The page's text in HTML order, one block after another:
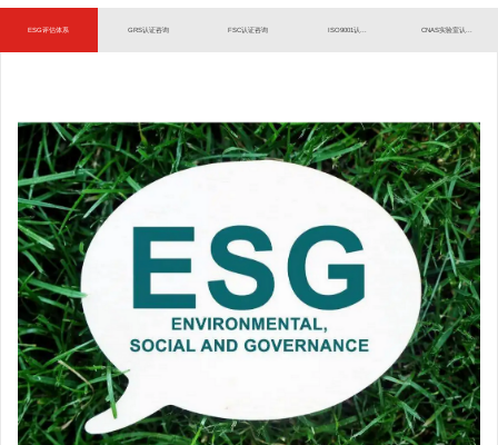
ESG评估体系 GRS认证咨询 FSC认证咨询 ISO9001认... CNAS实验室认...